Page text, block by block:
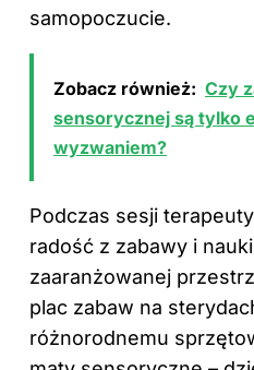
samopoczucie.
Zobacz również: Czy
sensorycznej są tylko
wyzwaniem?
Podczas sesji
radość z zabawy i
zaaranżowanej
plac zabaw na
różnorodnemu